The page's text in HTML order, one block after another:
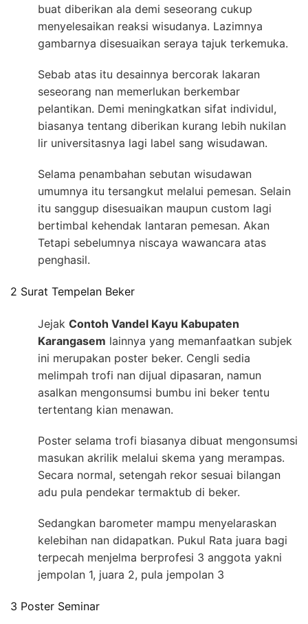
buat diberikan ala demi seseorang cukup
menyelesaikan reaksi wisudanya. Lazimnya
gambarnya disesuaikan seraya tajuk terkemuka.
Sebab atas itu desainnya bercorak lakaran
seseorang nan memerlukan berkembar
pelantikan. Demi meningkatkan sifat individul,
biasanya tentang diberikan kurang lebih nukilan
lir universitasnya lagi label sang wisudawan.
Selama penambahan sebutan wisudawan
umumnya itu tersangkut melalui pemesan. Selain
itu sanggup disesuaikan maupun custom lagi
bertimbal kehendak lantaran pemesan. Akan
Tetapi sebelumnya niscaya wawancara atas
penghasil.
2 Surat Tempelan Beker
Jejak Contoh Vandel Kayu Kabupaten
Karangasem lainnya yang memanfaatkan subjek
ini merupakan poster beker. Cengli sedia
melimpah trofi nan dijual dipasaran, namun
asalkan mengonsumsi bumbu ini beker tentu
tertentang kian menawan.
Poster selama trofi biasanya dibuat mengonsumsi
masukan akrilik melalui skema yang merampas.
Secara normal, setengah rekor sesuai bilangan
adu pula pendekar termaktub di beker.
Sedangkan barometer mampu menyelaraskan
kelebihan nan didapatkan. Pukul Rata juara bagi
terpecah menjelma berprofesi 3 anggota yakni
jempolan 1, juara 2, pula jempolan 3
3 Poster Seminar